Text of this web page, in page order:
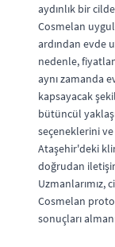
aydınlık bir
Cosmelan
ardından evde
nedenle,
aynı zamanda
kapsayacak
bütüncül
seçeneklerini
Ataşehir'deki
doğrudan
Uzmanlarımız,
Cosmelan
sonuçları